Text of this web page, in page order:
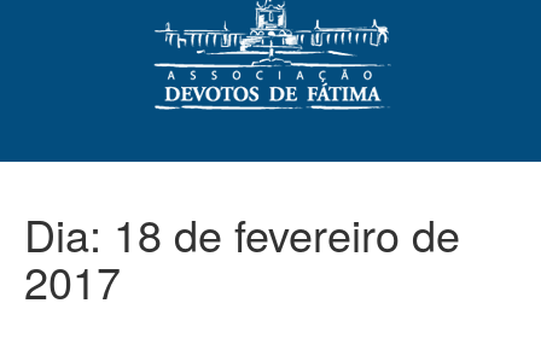
Dia: 18 de fevereiro de
2017